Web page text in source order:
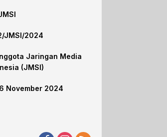
JMSI/2024
Jaringan Media
(JMSI)
November 2024